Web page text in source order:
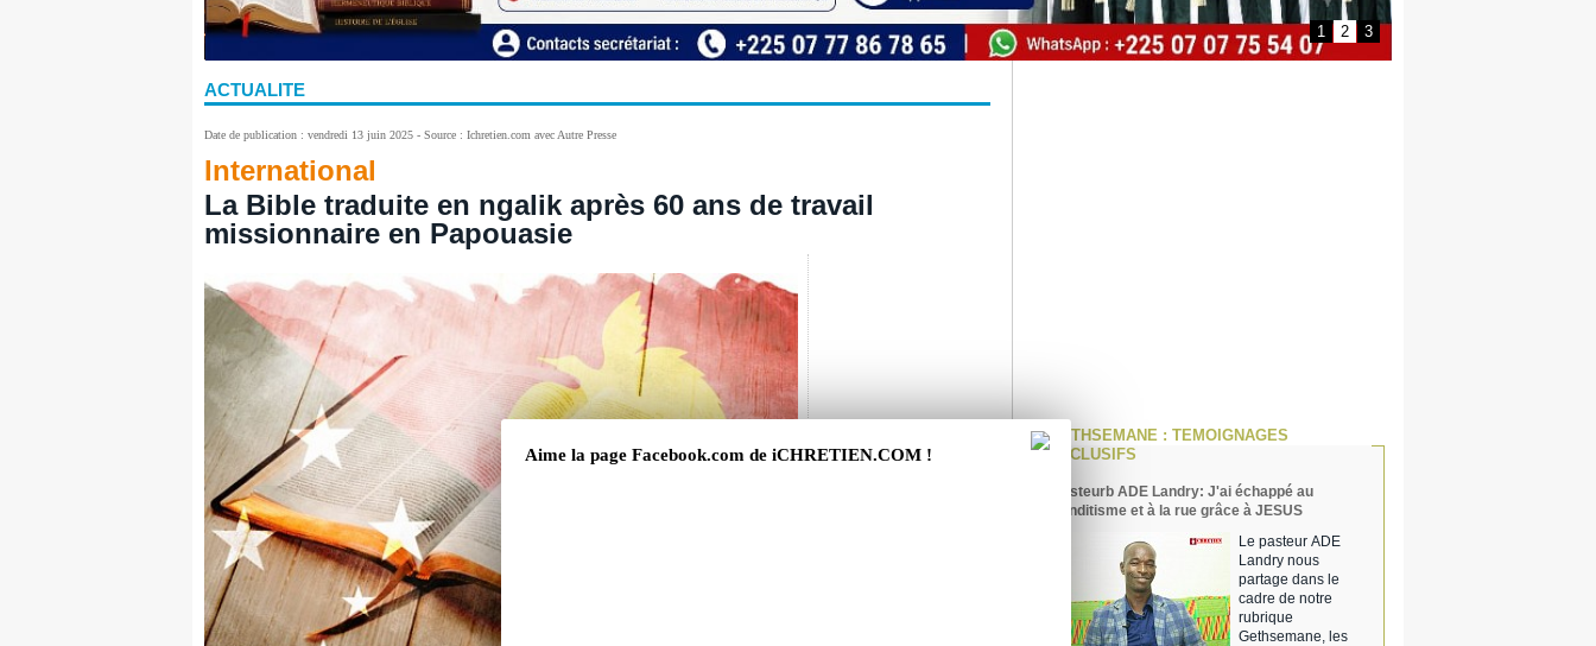
Aime la page Facebook.com de iCHRETIEN.COM !
ACTUALITE
Date de publication : vendredi 13 juin 2025 - Source : Ichretien.com avec Autre Presse
International
La Bible traduite en ngalik après 60 ans de travail
missionnaire en Papouasie
GETHSEMANE : TEMOIGNAGES
EXCLUSIFS
Pasteurb ADE Landry: J'ai échappé au
banditisme et à la rue grâce à JESUS
Le pasteur ADE
Landry nous
partage dans le
cadre de notre
rubrique
Gethsemane, les